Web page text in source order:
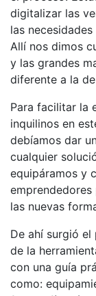
digitalizar las
las
Allí nos dimos
y las grandes
diferente a la
Para facilitar la
inquilinos en
debíamos dar
cualquier
equipáramos y
emprendedores
las nuevas
De ahí surgió el
de la
con una guía
como: